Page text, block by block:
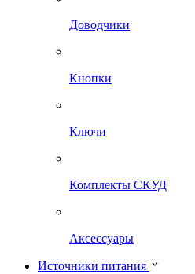
Доводчики
Кнопки
Ключи
Комплекты СКУД
Аксессуары
Источники питания